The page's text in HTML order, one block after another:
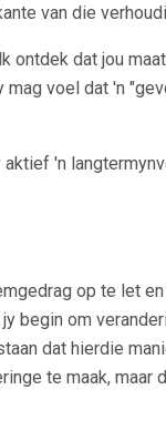
van die
ontdek dat jou
voel dat 'n
'n
op te let
begin om
​​dat hierdie
te maak, maar